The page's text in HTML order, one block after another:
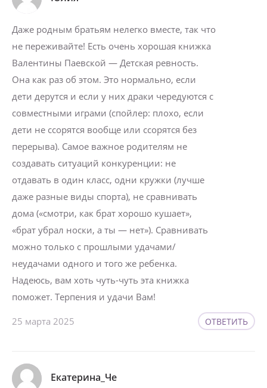
Даже родным братьям нелегко вместе, так что
не переживайте! Есть очень хорошая книжка
Валентины Паевской — Детская ревность.
Она как раз об этом. Это нормально, если
дети дерутся и если у них драки чередуются с
совместными играми (спойлер: плохо, если
дети не ссорятся вообще или ссорятся без
перерыва). Самое важное родителям не
создавать ситуаций конкуренции: не
отдавать в один класс, одни кружки (лучше
даже разные виды спорта), не сравнивать
дома («смотри, как брат хорошо кушает»,
«брат убрал носки, а ты — нет»). Сравнивать
можно только с прошлыми удачами/
неудачами одного и того же ребенка.
Надеюсь, вам хоть чуть-чуть эта книжка
поможет. Терпения и удачи Вам!
25 марта 2025 ОТВЕТИТЬ
Екатерина_Че